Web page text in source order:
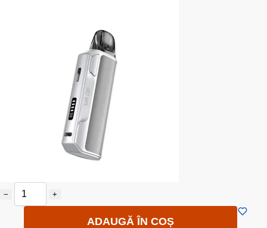
− +
ADAUGĂ ÎN COȘ